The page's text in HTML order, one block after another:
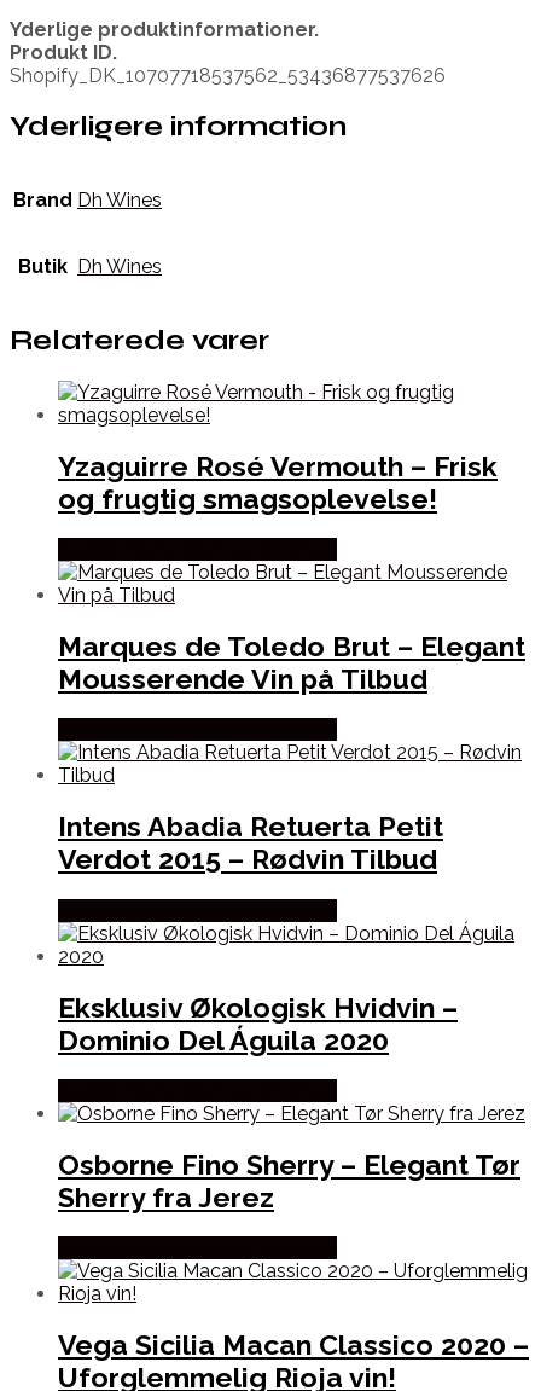
Yderlige produktinformationer.
Produkt ID.
Shopify_DK_10707718537562_53436877537626
Yderligere information
Brand Dh Wines
Butik Dh Wines
Relaterede varer
Yzaguirre Rosé Vermouth – Frisk
og frugtig smagsoplevelse!
Marques de Toledo Brut – Elegant
Mousserende Vin på Tilbud
Intens Abadia Retuerta Petit
Verdot 2015 – Rødvin Tilbud
Eksklusiv Økologisk Hvidvin –
Dominio Del Águila 2020
Osborne Fino Sherry – Elegant Tør
Sherry fra Jerez
Vega Sicilia Macan Classico 2020 –
Uforglemmelig Rioja vin!